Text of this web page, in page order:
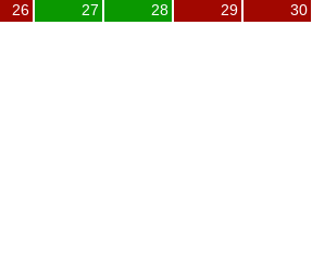
26 27 28 29
30